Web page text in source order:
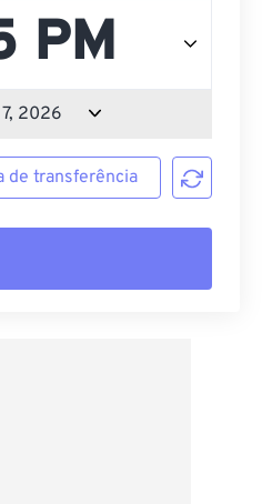
de transferência